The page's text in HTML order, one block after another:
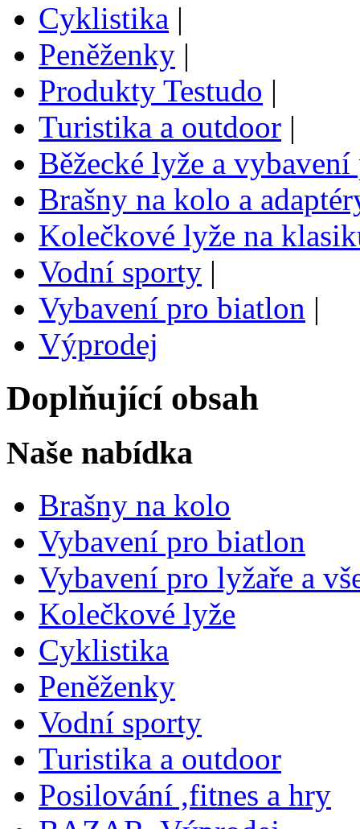
Cyklistika |
Peněženky |
Produkty Testudo |
Turistika a outdoor |
Běžecké lyže a
Brašny na kolo a
Kolečkové lyže na
Vodní sporty |
Vybavení pro biatlon |
Výprodej
Doplňující obsah
Naše nabídka
Brašny na kolo
Vybavení pro biatlon
Vybavení pro lyžaře a
Kolečkové lyže
Cyklistika
Peněženky
Vodní sporty
Turistika a outdoor
Posilování ,fitnes a hry